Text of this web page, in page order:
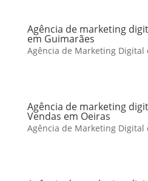
Agência de marketing
em Guimarães
Agência de Marketing Digital
Agência de marketing
Vendas em Oeiras
Agência de Marketing Digital